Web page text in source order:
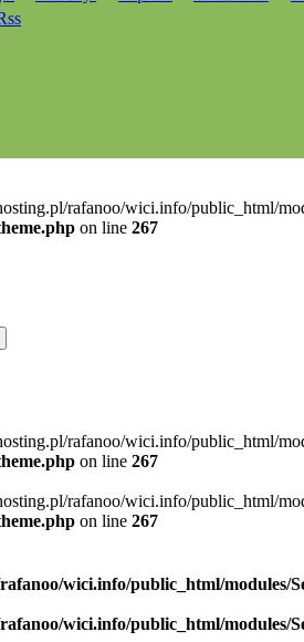
rafanoo/wici.info/public_html/
on line 267
rafanoo/wici.info/public_html/
on line 267
rafanoo/wici.info/public_html/
on line 267
wici.info/public_html/modules/
wici.info/public_html/modules/